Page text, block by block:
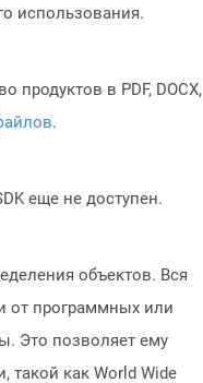
использования.
в PDF, DOCX,
.
еще не доступен.
объектов. Вся
от программных или
Это позволяет ему
такой как World Wide